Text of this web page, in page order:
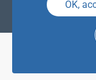
OK,